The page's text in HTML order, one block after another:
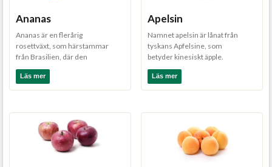
Ananas
Ananas är en flerårig
rosettväxt, som härstammar
från Brasilien, där den
fortfarande finns i vild form. ...
Läs mer
Apelsin
Namnet apelsin är lånat från
tyskans Apfelsine, som
betyder kinesiskt äpple.
Apelsinen kommer
förmodligen...
Läs mer